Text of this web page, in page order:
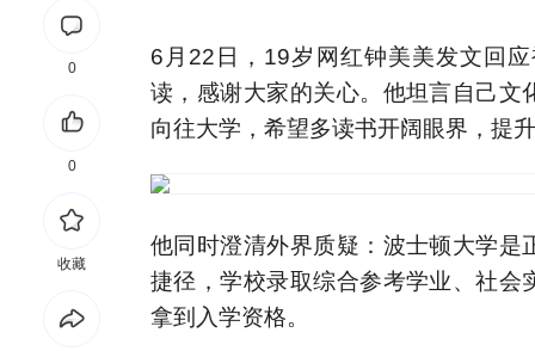
6月22日，19岁网红钟美美发文回
读，感谢大家的关心。他坦言自己
向往大学，希望多读书开阔眼界，提
他同时澄清外界质疑：波士顿大学
捷径，学校录取综合参考学业、社
拿到入学资格。
0
0
收藏